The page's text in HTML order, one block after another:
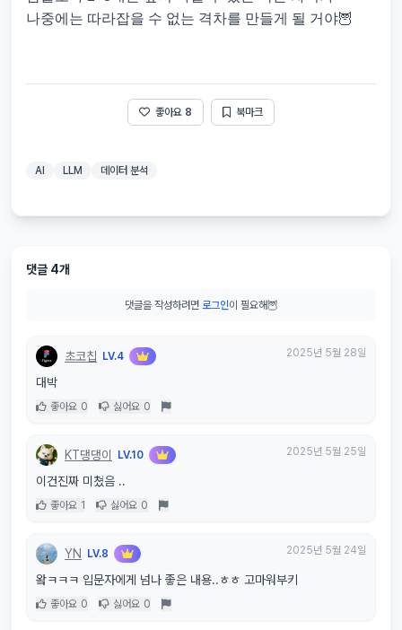
나중에는 따라잡을 수 없는 격차를 만들게 될 거야🦉
좋아요 8 북마크
AI LLM 데이터 분석
댓글 4개
댓글을 작성하려면 로그인이 필요해🦉
초코칩 LV.4 2025년 5월 28일
대박
좋아요 0 싫어요 0
KT댕댕이 LV.10 2025년 5월 25일
이건진짜 미쳤음 ..
좋아요 1 싫어요 0
YN LV.8 2025년 5월 24일
왘ㅋㅋㅋ 입문자에게 넘나 좋은 내용..ㅎㅎ 고마워부키
좋아요 0 싫어요 0